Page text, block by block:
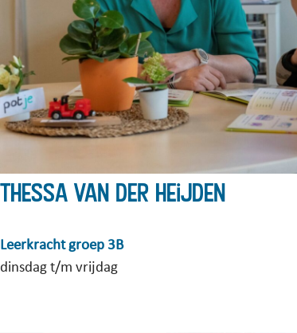
Thessa van der Heijden
Leerkracht groep 3B
dinsdag t/m vrijdag